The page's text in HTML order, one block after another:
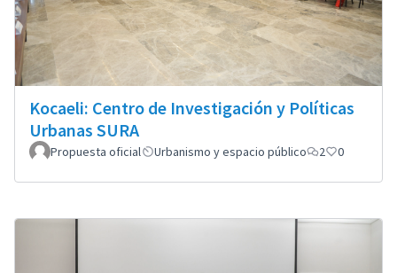
Kocaeli: Centro de Investigación y Políticas
Urbanas SURA
Propuesta oficial Urbanismo y espacio público 2 0